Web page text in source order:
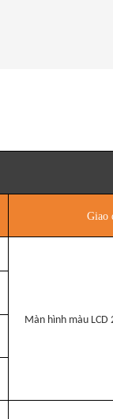
Giao
Màn hình màu LCD